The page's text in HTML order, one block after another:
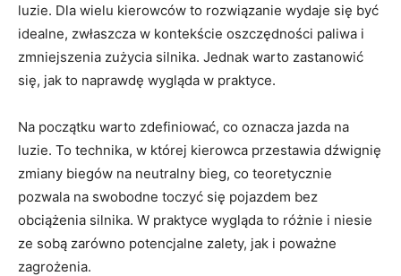
luzie. Dla wielu kierowców to rozwiązanie wydaje się być
idealne, zwłaszcza w kontekście oszczędności paliwa i
zmniejszenia zużycia silnika. Jednak warto zastanowić
się, jak to naprawdę wygląda w praktyce.
Na początku warto zdefiniować, co oznacza jazda na
luzie. To technika, w której kierowca przestawia dźwignię
zmiany biegów na neutralny bieg, co teoretycznie
pozwala na swobodne toczyć się pojazdem bez
obciążenia silnika. W praktyce wygląda to różnie i niesie
ze sobą zarówno potencjalne zalety, jak i poważne
zagrożenia.